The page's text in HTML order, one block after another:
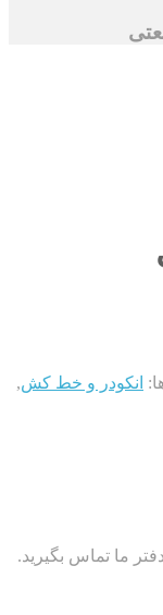
انکودر و خط کش,
ما تماس بگیرید.